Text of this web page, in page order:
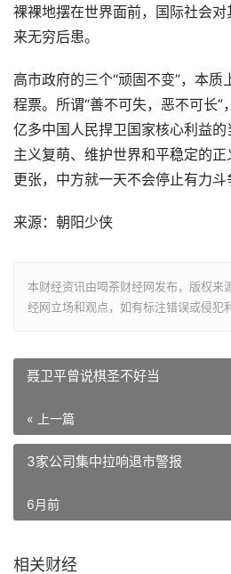
裸裸地摆在世界面前，国际社会
来无穷后患。
高市政府的三个“顽固不变”，本
程票。所谓“善不可失，恶不可长
亿多中国人民捍卫国家核心利益
主义复萌、维护世界和平稳定的
更张，中方就一天不会停止有力斗
来源：朝阳少侠
本财经资讯由喝茶财经网发布，版权来
经网立场和观点，如有标注错误或侵犯
聂卫平曾说棋圣不好当
« 上一篇
3家公司集中拉响退市警报
6月前
相关财经